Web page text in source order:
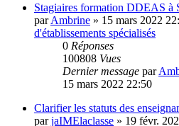
Stagiaires formation DDEAS à
parAmbrine » 15 mars 2022
d'établissements spécialisés
0 Réponses
100808 Vues
Dernier message par
15 mars 2022 22:50
Clarifier les statuts des
parjaIMElaclasse » 19 févr.